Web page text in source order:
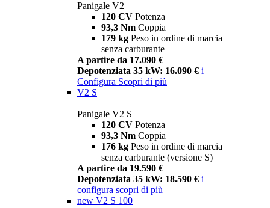
Panigale V2
120 CV Potenza
93,3 Nm Coppia
179 kg Peso in ordine di marcia
senza carburante
A partire da 17.090 €
Depotenziata 35 kW: 16.090 € i
Configura Scopri di più
V2 S
Panigale V2 S
120 CV Potenza
93,3 Nm Coppia
176 kg Peso in ordine di marcia
senza carburante (versione S)
A partire da 19.590 €
Depotenziata 35 kW: 18.590 € i
configura scopri di più
new V2 S 100